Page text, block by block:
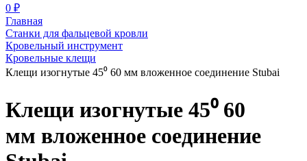
0 ₽
Главная
Станки для фальцевой кровли
Кровельный инструмент
Кровельные клещи
Клещи изогнутые 45⁰ 60 мм вложенное соединение Stubai
Клещи изогнутые 45⁰ 60
мм вложенное соединение